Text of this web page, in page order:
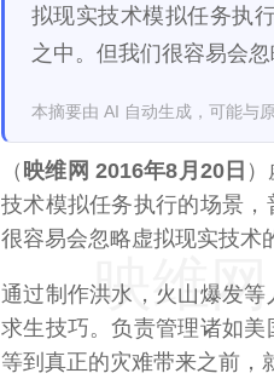
拟现实技术模拟任务执
之中。但我们很容易会
本摘要由 AI 自动生成，可能与
（ 映维网 2016年8月20日
技术模拟任务执行的场景
很容易会忽略虚拟现实技术
通过制作洪水，火山爆发
求生技巧。负责管理诸如
等到真正的灾难带来之前，
映维